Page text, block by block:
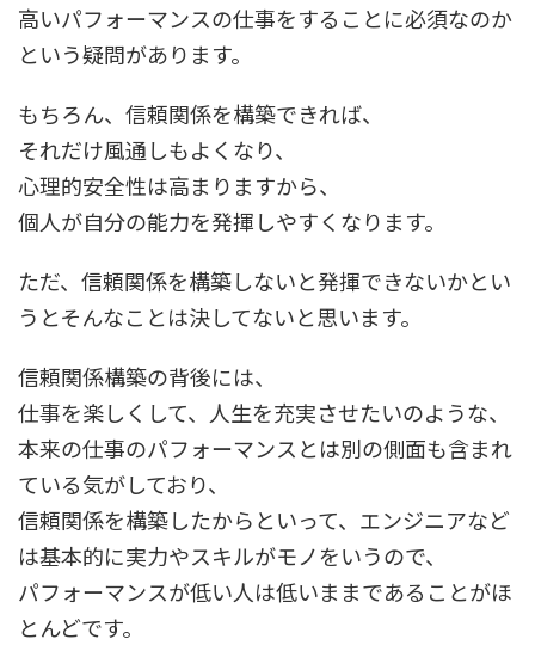
高いパフォーマンスの仕事をすることに必須なのか
という疑問があります。
もちろん、信頼関係を構築できれば、
それだけ風通しもよくなり、
心理的安全性は高まりますから、
個人が自分の能力を発揮しやすくなります。
ただ、信頼関係を構築しないと発揮できないかとい
うとそんなことは決してないと思います。
信頼関係構築の背後には、
仕事を楽しくして、人生を充実させたいのような、
本来の仕事のパフォーマンスとは別の側面も含まれ
ている気がしており、
信頼関係を構築したからといって、エンジニアなど
は基本的に実力やスキルがモノをいうので、
パフォーマンスが低い人は低いままであることがほ
とんどです。